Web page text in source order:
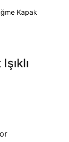
Kapak